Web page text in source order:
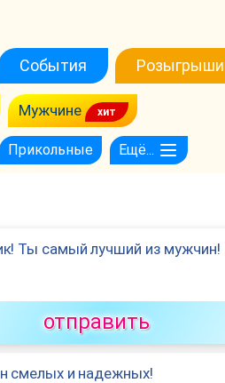
События Розыгрыши
Мужчине
Прикольные Ещё...
Ты самый лучший из мужчин!
отправить
смелых и надежных!